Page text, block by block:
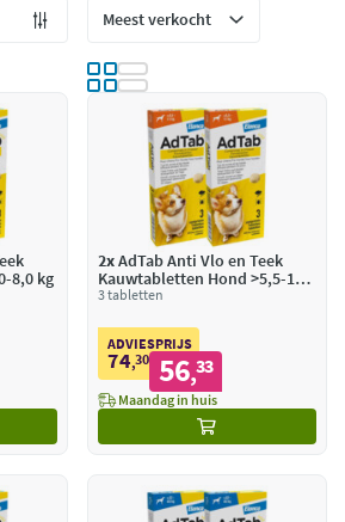
Betaal met Klarna
8,0 kg
2xAdTab Anti Vlo en Teek
Kauwtabletten Hond >5,5-11
kg
3 tabletten
ADVIESPRIJS
74,30 56,33
Maandag in huis